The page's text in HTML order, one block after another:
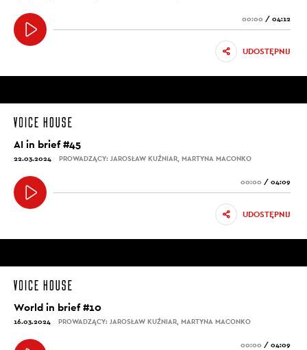
00:00 / 04:12
UDOSTĘPNIJ
AI in brief #45
22.03.2024 PROWADZĄCY: JAROSŁAW KUŹNIAR, MARTYNA MACONKO
00:00 / 04:09
UDOSTĘPNIJ
World in brief #10
16.03.2024 PROWADZĄCY: JAROSŁAW KUŹNIAR, MARTYNA MACONKO
00:00 / 04:09